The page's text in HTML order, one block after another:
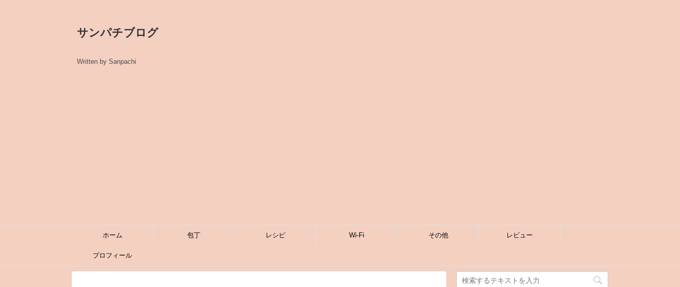
サンパチブログ
Written by Sanpachi
ホーム 包丁 レシピ Wi-Fi その他 レビュー
プロフィール